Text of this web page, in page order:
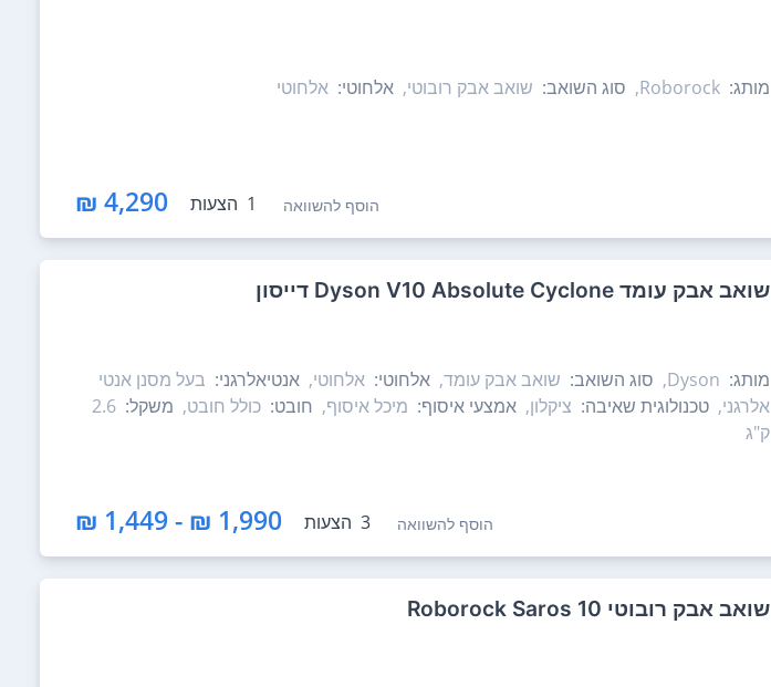
מותג: Roborock, סוג השואב: שואב אבק רובוטי, אלחוטי: אלחוטי
הוסף להשוואה 1 הצעות 4,290 ₪
‏שואב אבק עומד Dyson V10 Absolute Cyclone דייסון
מותג: Dyson, סוג השואב: שואב אבק עומד, אלחוטי: אלחוטי, אנטיאלרגני: בעל מסנן אנטי
אלרגני, טכנולוגית שאיבה: ציקלון, אמצעי איסוף: מיכל איסוף, חובט: כולל חובט, משקל: 2.6
ק"ג
הוסף להשוואה 3 הצעות 1,990 ₪ - 1,449 ₪
‏שואב אבק רובוטי Roborock Saros 10